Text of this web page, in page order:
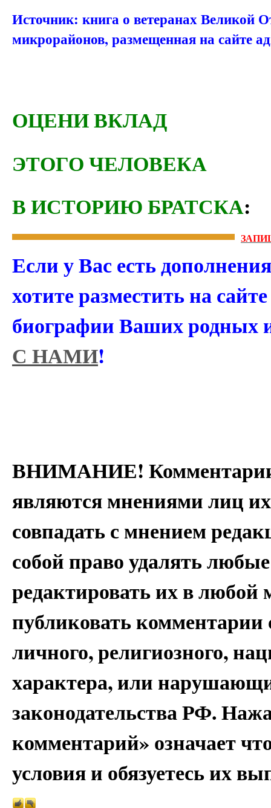
Источник: книга о ветеранах Великой
микрорайонов, размещенная на сайте
ОЦЕНИ ВКЛАД
ЭТОГО ЧЕЛОВЕКА
В ИСТОРИЮ БРАТСКА:
Если у Вас есть
хотите разместить на
биографии Ваших родных
С НАМИ!
ВНИМАНИЕ! Комментарии
являются мнениями лиц
совпадать с мнением
собой право удалять
редактировать их в
публиковать
личного, религиозного,
характера, или
законодательства РФ.
комментарий» означает
условия и обязуетесь их